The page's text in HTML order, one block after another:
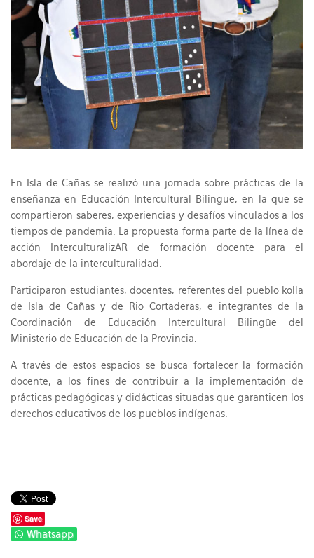
En Isla de Cañas se realizó una jornada sobre prácticas de la
enseñanza en Educación Intercultural Bilingüe, en la que se
compartieron saberes, experiencias y desafíos vinculados a los
tiempos de pandemia. La propuesta forma parte de la línea de
acción InterculturalizAR de formación docente para el
abordaje de la interculturalidad.
Participaron estudiantes, docentes, referentes del pueblo kolla
de Isla de Cañas y de Rio Cortaderas, e integrantes de la
Coordinación de Educación Intercultural Bilingüe del
Ministerio de Educación de la Provincia.
A través de estos espacios se busca fortalecer la formación
docente, a los fines de contribuir a la implementación de
prácticas pedagógicas y didácticas situadas que garanticen los
derechos educativos de los pueblos indígenas.
Save
Whatsapp